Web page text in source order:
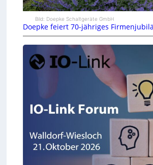
Bild: Doepke Schaltgeräte GmbH
Doepke feiert 70-jähriges